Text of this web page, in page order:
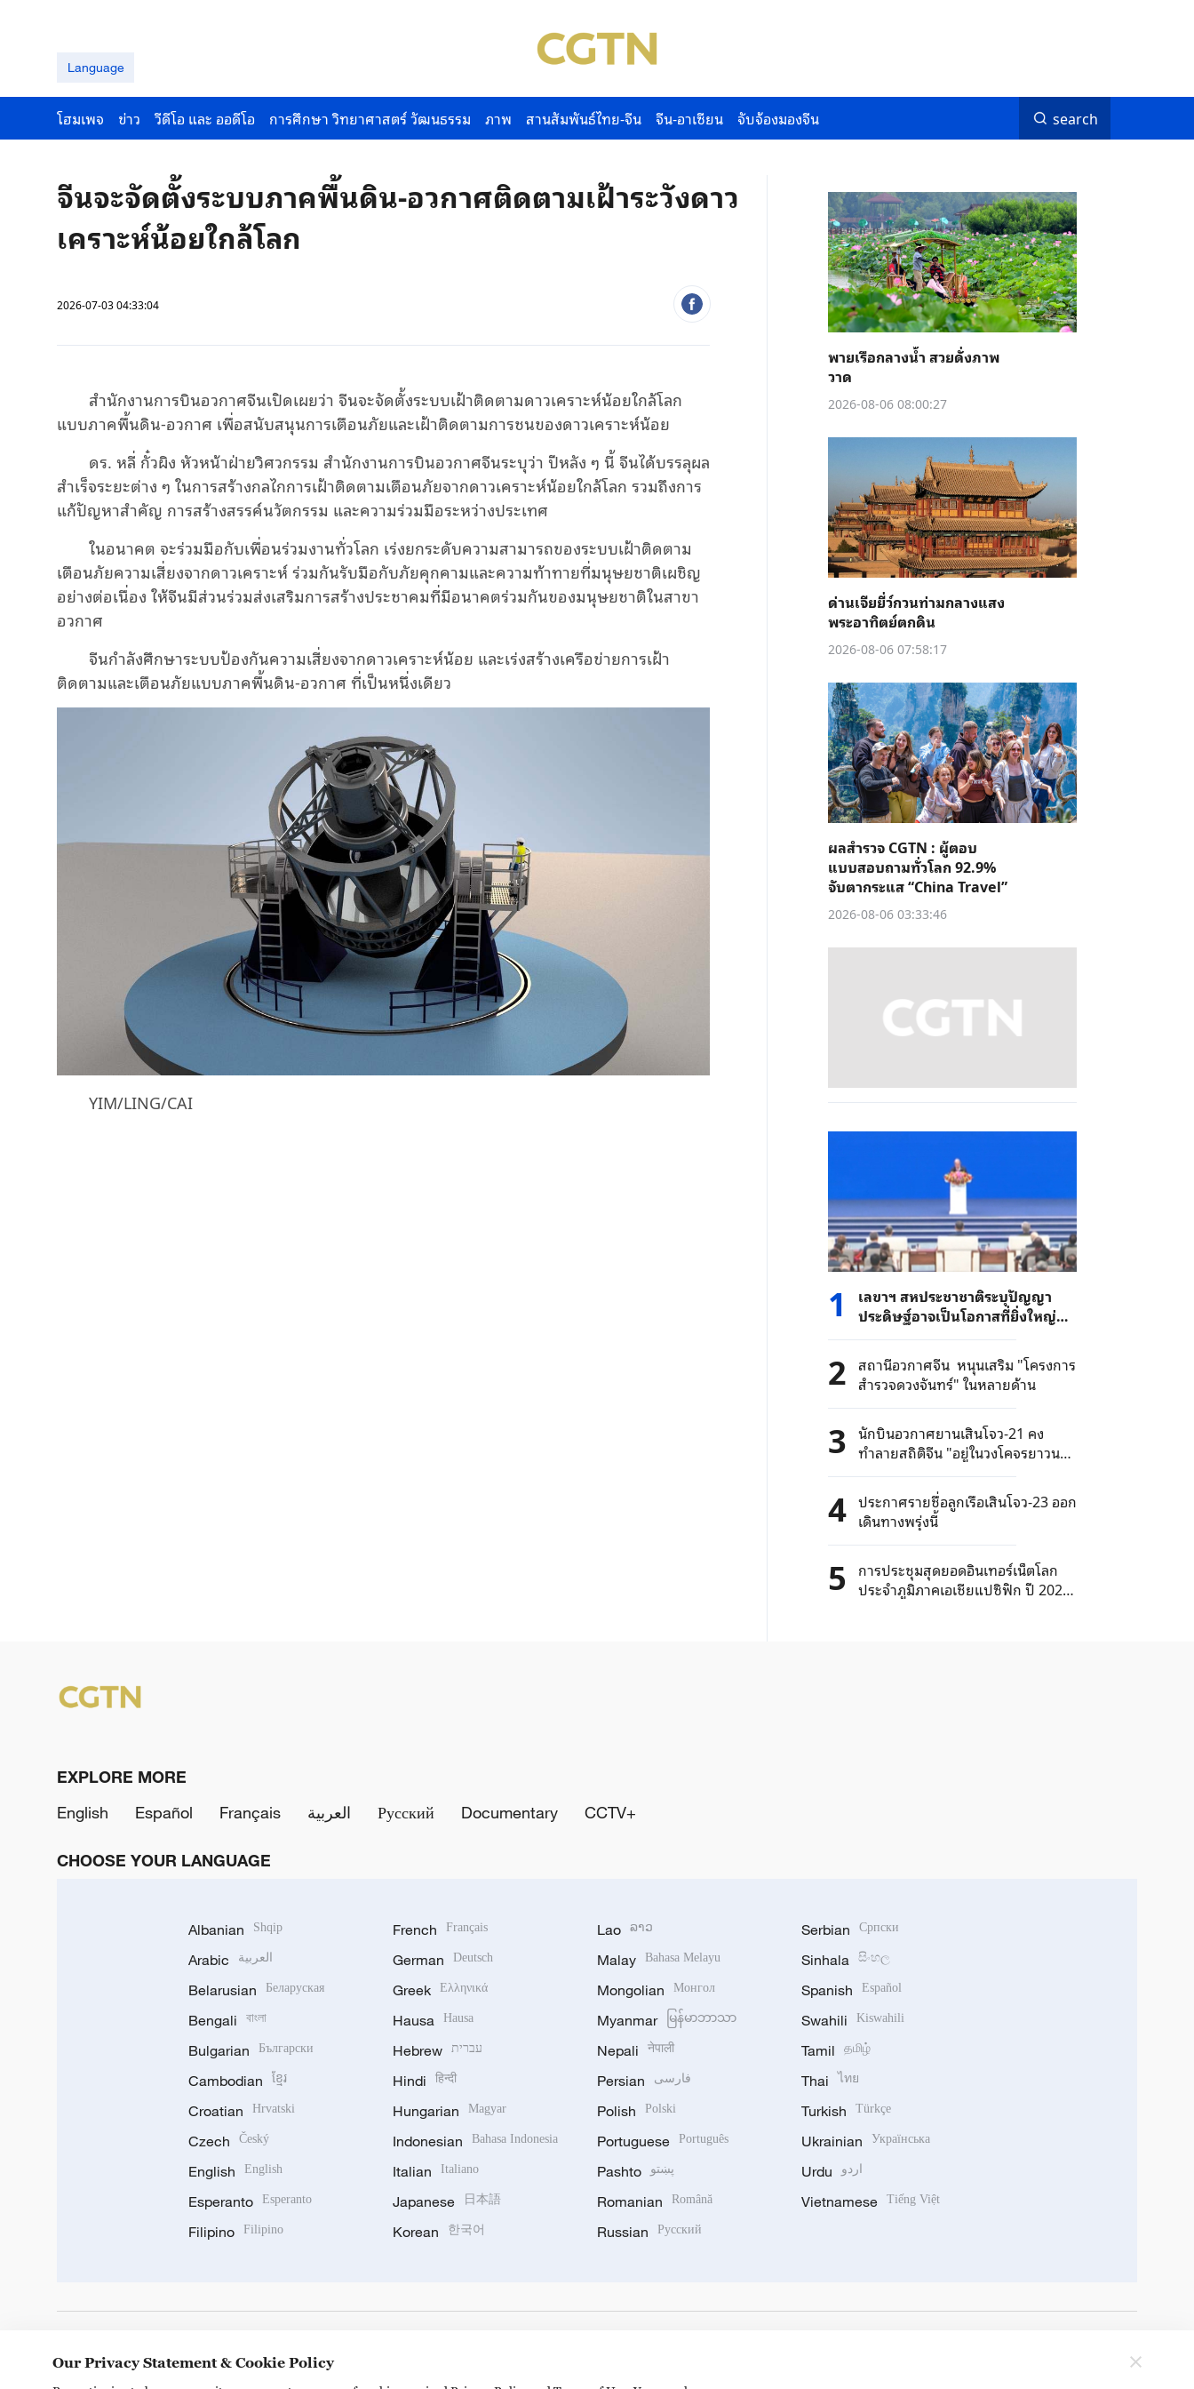
Language
โฮมเพจ ข่าว วีดีโอ และ ออดีโอ การศึกษา วิทยาศาสตร์ วัฒนธรรม ภาพ สานสัมพันธ์ไทย-จีน จีน-อาเซียน จับจ้องมองจีน search
จีนจะจัดตั้งระบบภาคพื้นดิน-อวกาศติดตามเฝ้าระวังดาว
เคราะห์น้อยใกล้โลก
2026-07-03 04:33:04
สำนักงานการบินอวกาศจีนเปิดเผยว่า จีนจะจัดตั้งระบบเฝ้าติดตามดาวเคราะห์น้อยใกล้โลก
แบบภาคพื้นดิน-อวกาศ เพื่อสนับสนุนการเตือนภัยและเฝ้าติดตามการชนของดาวเคราะห์น้อย
ดร. หลี่ กั๋วผิง หัวหน้าฝ่ายวิศวกรรม สำนักงานการบินอวกาศจีนระบุว่า ปีหลัง ๆ นี้ จีนได้บรรลุผล
สำเร็จระยะต่าง ๆ ในการสร้างกลไกการเฝ้าติดตามเตือนภัยจากดาวเคราะห์น้อยใกล้โลก รวมถึงการ
แก้ปัญหาสำคัญ การสร้างสรรค์นวัตกรรม และความร่วมมือระหว่างประเทศ
ในอนาคต จะร่วมมือกับเพื่อนร่วมงานทั่วโลก เร่งยกระดับความสามารถของระบบเฝ้าติดตาม
เตือนภัยความเสี่ยงจากดาวเคราะห์ ร่วมกันรับมือกับภัยคุกคามและความท้าทายที่มนุษยชาติเผชิญ
อย่างต่อเนื่อง ให้จีนมีส่วนร่วมส่งเสริมการสร้างประชาคมที่มีอนาคตร่วมกันของมนุษยชาติในสาขา
อวกาศ
จีนกำลังศึกษาระบบป้องกันความเสี่ยงจากดาวเคราะห์น้อย และเร่งสร้างเครือข่ายการเฝ้า
ติดตามและเตือนภัยแบบภาคพื้นดิน-อวกาศ ที่เป็นหนึ่งเดียว
YIM/LING/CAI
พายเรือกลางน้ำ สวยดั่งภาพ
วาด
2026-08-06 08:00:27
ด่านเจียยี่ว์กวนท่ามกลางแสง
พระอาทิตย์ตกดิน
2026-08-06 07:58:17
ผลสำรวจ CGTN : ผู้ตอบ
แบบสอบถามทั่วโลก 92.9%
จับตากระแส “China Travel”
2026-08-06 03:33:46
1
เลขาฯ สหประชาชาติระบุปัญญา
ประดิษฐ์อาจเป็นโอกาสที่ยิ่งใหญ่
ที่สุดของมนุษยชาติในศตวรรษที่ 21
พร้อมขอบคุณจีนที่ผลักดันการจัด
งานในครั้งนี้
2 สถานีอวกาศจีน หนุนเสริม "โครงการ
สำรวจดวงจันทร์" ในหลายด้าน
3 นักบินอวกาศยานเสินโจว-21 คง
ทำลายสถิติจีน "อยู่ในวงโคจรยาวนาน
ที่สุด"
4 ประกาศรายชื่อลูกเรือเสินโจว-23 ออก
เดินทางพรุ่งนี้
5
การประชุมสุดยอดอินเทอร์เน็ตโลก
ประจำภูมิภาคเอเชียแปซิฟิก ปี 2026
EXPLORE MORE
English
Español Français العربية Русский Documentary CCTV+
CHOOSE YOUR LANGUAGE
Albanian Shqip
Arabic العربية
Belarusian Беларуская
Bengali বাংলা
Bulgarian Български
Cambodian ខ្មែរ
Croatian Hrvatski
Czech Český
English English
Esperanto Esperanto
Filipino Filipino
French Français
German Deutsch
Greek Ελληνικά
Hausa Hausa
Hebrew עברית
Hindi हिन्दी
Hungarian Magyar
Indonesian Bahasa Indonesia
Italian Italiano
Japanese 日本語
Korean 한국어
Lao ລາວ
Malay Bahasa Melayu
Mongolian Монгол
Myanmar မြန်မာဘာသာ
Nepali नेपाली
Persian فارسی
Polish Polski
Portuguese Português
Pashto پښتو
Romanian Română
Russian Русский
Serbian Српски
Sinhala සිංහල
Spanish Español
Swahili Kiswahili
Tamil தமிழ்
Thai ไทย
Turkish Türkçe
Ukrainian Українська
Urdu اردو
Vietnamese Tiếng Việt
Our Privacy Statement & Cookie Policy